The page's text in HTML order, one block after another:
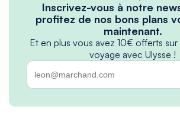
Inscrivez-vous à notre
profitez de nos bons plans
maintenant.
Et en plus vous avez 10€ offerts
voyage avec Ulysse !